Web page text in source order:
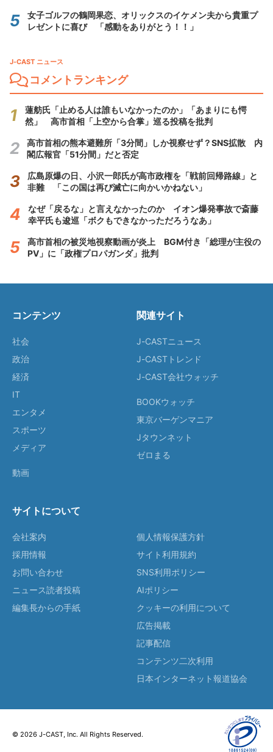
女子ゴルフの鶴岡果恋、オリックスのイケメン夫から貴重プ
レゼントに喜び 「感動をありがとう！！」
J-CAST ニュース
コメントランキング
蓮舫氏「止める人は誰もいなかったのか」「あまりにも愕
然」 高市首相「上空から合掌」巡る投稿を批判
高市首相の熊本避難所「3分間」しか視察せず？SNS拡散 内
閣広報官「51分間」だと否定
広島原爆の日、小沢一郎氏が高市政権を「戦前回帰路線」と
非難 「この国は再び滅亡に向かいかねない」
なぜ「戻るな」と言えなかったのか イオン爆発事故で斎藤
幸平氏も逡巡「ボクもできなかっただろうなあ」
高市首相の被災地視察動画が炎上 BGM付き「総理が主役の
PV」に「政権プロパガンダ」批判
コンテンツ
社会
政治
経済
IT
エンタメ
スポーツ
メディア
動画
関連サイト
J-CASTニュース
J-CASTトレンド
J-CAST会社ウォッチ
BOOKウォッチ
東京バーゲンマニア
Jタウンネット
ゼロまる
サイトについて
会社案内
採用情報
お問い合わせ
ニュース読者投稿
編集長からの手紙
個人情報保護方針
サイト利用規約
SNS利用ポリシー
AIポリシー
クッキーの利用について
広告掲載
記事配信
コンテンツ二次利用
日本インターネット報道協会
© 2026 J-CAST, Inc. All Rights Reserved.